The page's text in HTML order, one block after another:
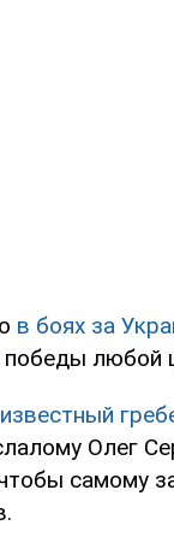
в боях за
любой
Олег
самому